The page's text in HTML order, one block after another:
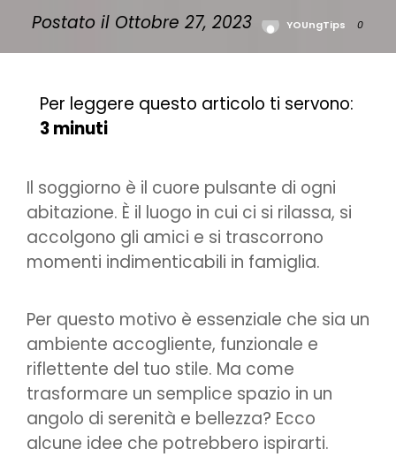
Postato il Ottobre 27, 2023 YOUngTips 0
Per leggere questo articolo ti servono:
3 minuti
Il soggiorno è il cuore pulsante di ogni
abitazione. È il luogo in cui ci si rilassa, si
accolgono gli amici e si trascorrono
momenti indimenticabili in famiglia.
Per questo motivo è essenziale che sia un
ambiente accogliente, funzionale e
riflettente del tuo stile. Ma come
trasformare un semplice spazio in un
angolo di serenità e bellezza? Ecco
alcune idee che potrebbero ispirarti.